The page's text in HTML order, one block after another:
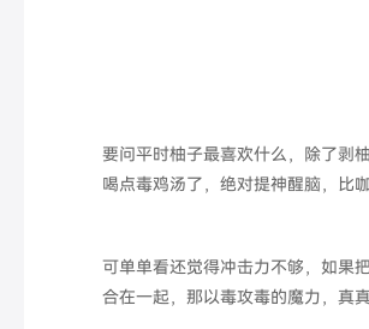
要问平时柚子最喜欢什么，除了剥
喝点毒鸡汤了，绝对提神醒脑，比
可单单看还觉得冲击力不够，如果
合在一起，那以毒攻毒的魔力，真真